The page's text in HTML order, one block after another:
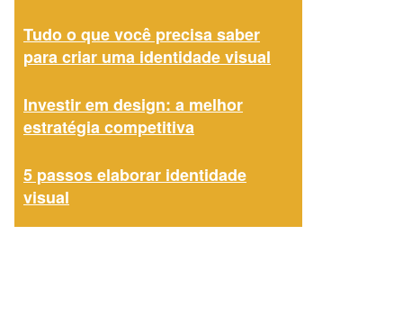
Tudo o que você precisa saber
para criar uma identidade visual
Investir em design: a melhor
estratégia competitiva
5 passos elaborar identidade
visual